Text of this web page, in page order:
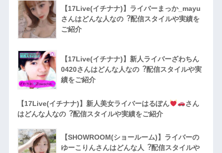
【17Live(イチナナ)】ライバーまっか_mayu
さんはどんな人なの︖配信スタイルや実績を
ご紹介
【17Live(イチナナ)】新人ライバーざわちん
0420さんはどんな人なの︖配信スタイルや実
績をご紹介
【17Live(イチナナ)】新人美女ライバーはるぽん
さん
はどんな人なの︖配信スタイルや実績をご紹介
【SHOWROOM(ショールーム)】ライバーの
ゆーこりんさんはどんな人︖配信スタイルや